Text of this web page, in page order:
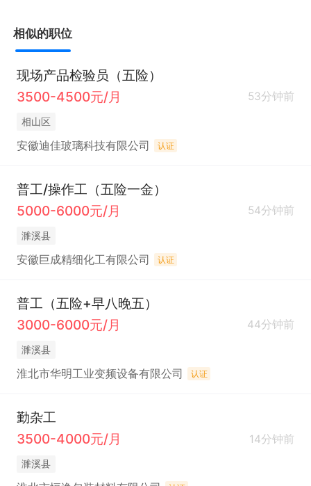
相似的职位
现场产品检验员（五险）
3500-4500元/月
53分钟前
相山区
安徽迪佳玻璃科技有限公司 认证
普工/操作工（五险一金）
5000-6000元/月
54分钟前
濉溪县
安徽巨成精细化工有限公司 认证
普工（五险+早八晚五）
3000-6000元/月
44分钟前
濉溪县
淮北市华明工业变频设备有限公司 认证
勤杂工
3500-4000元/月
14分钟前
濉溪县